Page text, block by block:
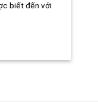
biết đến với